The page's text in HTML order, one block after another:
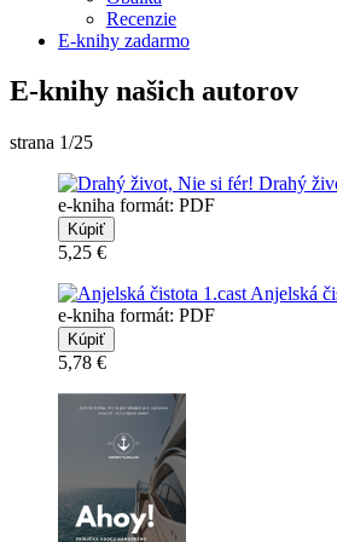
Recenzie
E-knihy zadarmo
E-knihy našich autorov
strana 1/25
Drahý
e-kniha formát: PDF
5,25 €
Anjelská
e-kniha formát: PDF
5,78 €